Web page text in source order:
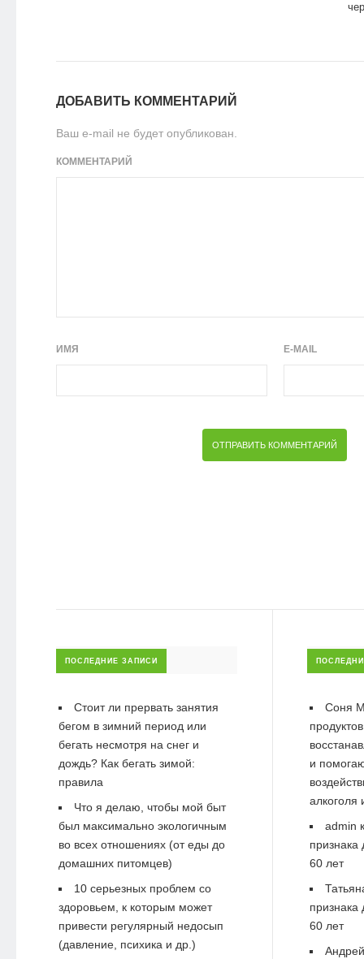
ДОБАВИТЬ КОММЕНТАРИЙ
Ваш e-mail не будет опубликован.
КОММЕНТАРИЙ
ИМЯ E-MAIL
ПОСЛЕДНИЕ ЗАПИСИ
Стоит ли прервать занятия
бегом в зимний период или
бегать несмотря на снег и
дождь? Как бегать зимой:
правила
Что я делаю, чтобы мой быт
был максимально экологичным
во всех отношениях (от еды до
домашних питомцев)
10 серьезных проблем со
здоровьем, к которым может
привести регулярный недосып
(давление, психика и др.)
Соня
и
алкоголя
admin
60 лет
60 лет
Андрей